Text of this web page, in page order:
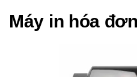
Máy in hóa